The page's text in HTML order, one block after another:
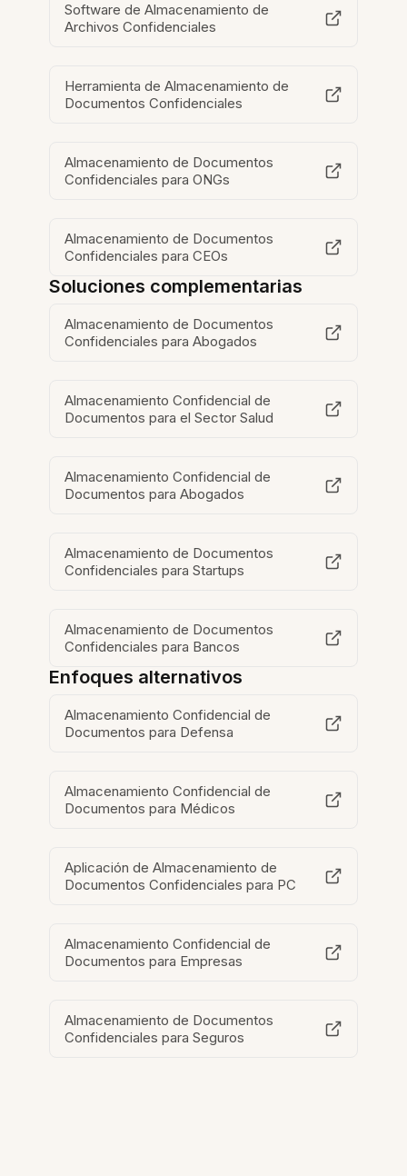
Software de Almacenamiento de
Archivos Confidenciales
Herramienta de Almacenamiento de
Documentos Confidenciales
Almacenamiento de Documentos
Confidenciales para ONGs
Almacenamiento de Documentos
Confidenciales para CEOs
Soluciones complementarias
Almacenamiento de Documentos
Confidenciales para Abogados
Almacenamiento Confidencial de
Documentos para el Sector Salud
Almacenamiento Confidencial de
Documentos para Abogados
Almacenamiento de Documentos
Confidenciales para Startups
Almacenamiento de Documentos
Confidenciales para Bancos
Enfoques alternativos
Almacenamiento Confidencial de
Documentos para Defensa
Almacenamiento Confidencial de
Documentos para Médicos
Aplicación de Almacenamiento de
Documentos Confidenciales para PC
Almacenamiento Confidencial de
Documentos para Empresas
Almacenamiento de Documentos
Confidenciales para Seguros